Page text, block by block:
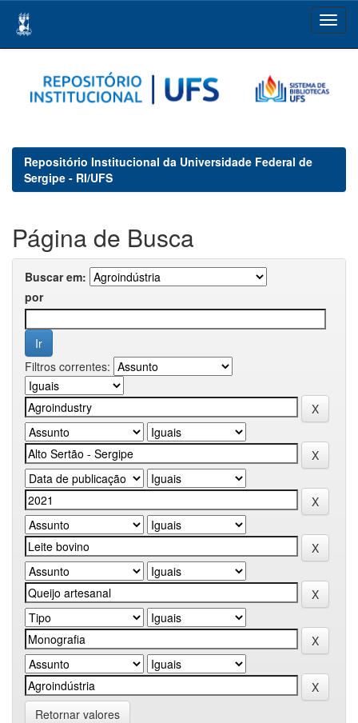
navigation
Repositório Institucional da Universidade Federal de
Sergipe - RI/UFS
Página de Busca
Buscar em:
por
Filtros correntes:
Retornar valores